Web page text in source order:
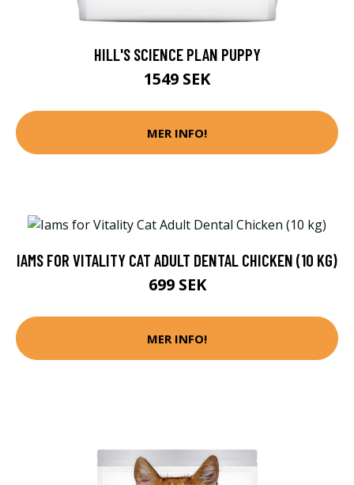
HILL'S SCIENCE PLAN PUPPY
1549 SEK
MER INFO!
IAMS FOR VITALITY CAT ADULT DENTAL CHICKEN (10 KG)
699 SEK
MER INFO!